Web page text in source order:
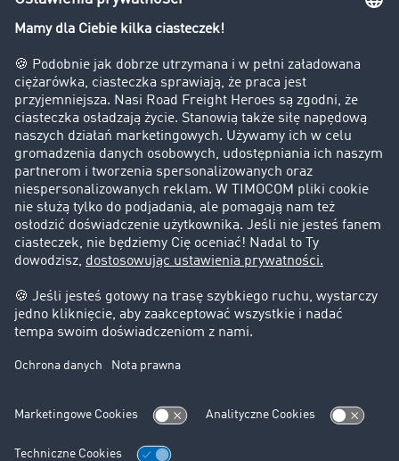
Bezpieczeństwo
Firma
Historie sukcesu
Klienci pozyskują nowych klientów
Informacje prawne
Impressum
OWU
Ochrona danych
Ustawienia plików cookies